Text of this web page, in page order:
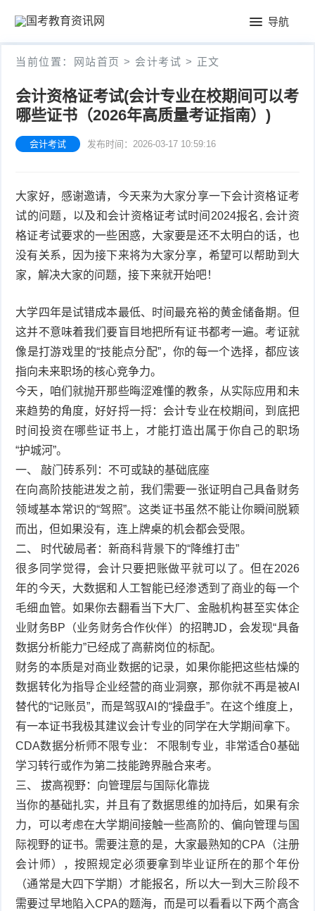
导航
页
公
当前位置： 网站首页 > 会计考试 > 正文
会计资格证考试(会计专业在校期间可以考
哪些证书（2026年高质量考证指南）)
会计考试 发布时间：2026-03-17 10:59:16
大家好，感谢邀请，今天来为大家分享一下会计资格证考
试的问题，以及和会计资格证考试时间2024报名, 会计资
格证考试要求的一些困惑，大家要是还不太明白的话，也
没有关系，因为接下来将为大家分享，希望可以帮助到大
家，解决大家的问题，接下来就开始吧！
大学四年是试错成本最低、时间最充裕的黄金储备期。但
这并不意味着我们要盲目地把所有证书都考一遍。考证就
像是打游戏里的“技能点分配”，你的每一个选择，都应该
指向未来职场的核心竞争力。
今天，咱们就抛开那些晦涩难懂的教条，从实际应用和未
来趋势的角度，好好捋一捋：会计专业在校期间，到底把
时间投资在哪些证书上，才能打造出属于你自己的职场
“护城河”。
一、 敲门砖系列：不可或缺的基础底座
在向高阶技能进发之前，我们需要一张证明自己具备财务
领域基本常识的“驾照”。这类证书虽然不能让你瞬间脱颖
而出，但如果没有，连上牌桌的机会都会受限。
二、 时代破局者：新商科背景下的“降维打击”
很多同学觉得，会计只要把账做平就可以了。但在2026
年的今天，大数据和人工智能已经渗透到了商业的每一个
毛细血管。如果你去翻看当下大厂、金融机构甚至实体企
业财务BP（业务财务合作伙伴）的招聘JD，会发现“具备
数据分析能力”已经成了高薪岗位的标配。
财务的本质是对商业数据的记录，如果你能把这些枯燥的
数据转化为指导企业经营的商业洞察，那你就不再是被AI
替代的“记账员”，而是驾驭AI的“操盘手”。在这个维度上，
有一本证书我极其建议会计专业的同学在大学期间拿下。
CDA数据分析师不限专业： 不限制专业，非常适合0基础
学习转行或作为第二技能跨界融合来考。
三、 拔高视野：向管理层与国际化靠拢
当你的基础扎实，并且有了数据思维的加持后，如果有余
力，可以考虑在大学期间接触一些高阶的、偏向管理与国
际视野的证书。需要注意的是，大家最熟知的CPA（注册
会计师），按照规定必须要拿到毕业证所在的那个年份
（通常是大四下学期）才能报名，所以大一到大三阶段不
需要过早地陷入CPA的题海，而是可以看看以下两个高含